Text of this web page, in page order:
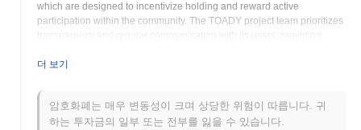
which are designed to incentivize holding and reward active
participation within the community. The TOADY project team prioritizes
transparency and regular communication with its users, providing
establish itself as a prominent and recognizable meme coin within the
to conduct thorough research and due diligence before participating in
the TOADY ecosystem. The project aims to leverage the power of
community to achieve its goals and establish a lasting presence in the
더 보기
암호화폐는 매우 변동성이 크며 상당한 위험이 따릅니다. 귀
하는 투자금의 일부 또는 전부를 잃을 수 있습니다.